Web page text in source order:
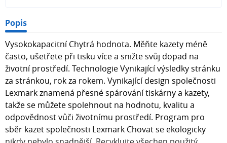
Popis
Vysokokapacitní Chytrá hodnota. Měňte kazety méně
často, ušetřete při tisku více a snižte svůj dopad na
životní prostředí. Technologie Vynikající výsledky stránku
za stránkou, rok za rokem. Vynikající design společnosti
Lexmark znamená přesné spárování tiskárny a kazety,
takže se můžete spolehnout na hodnotu, kvalitu a
odpovědnost vůči životnímu prostředí. Program pro
sběr kazet společnosti Lexmark Chovat se ekologicky